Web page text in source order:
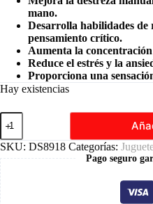
mano.
Desarrolla habilidades de
pensamiento crítico.
Aumenta la
Reduce el estrés y la
Proporciona una
Hay existencias
Cubo
Mágico
Magnético
3×3
SKU: DS8918 Categorías:
Pago seguro